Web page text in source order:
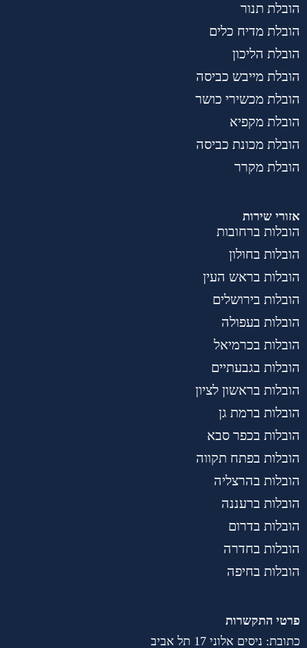
הובלת תנור
הובלת מדיח כלים
הובלת הליכון
הובלת מייבש כביסה
הובלת מכשירי כושר
הובלת מקפיא
הובלת מכונת כביסה
הובלת מקרר
אזורי שירות
הובלות ברחובות
הובלות בחולון
הובלות בראש העין
הובלות בירושלים
הובלות בעפולה
הובלות בכרמיאל
הובלות בגבעתיים
הובלות בראשון לציון
הובלות ברמת גן
הובלות בכפר סבא
הובלות בפתח תקווה
הובלות בהרצליה
הובלות ברעננה
הובלות בדרום
הובלות בחדרה
הובלות בחיפה
פרטי התקשרות
כתובת: ניסים אלוני 17 תל אביב